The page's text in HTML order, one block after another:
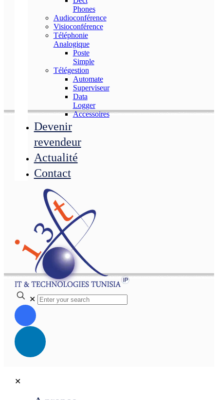
Phones
Audioconférence
Visioconférence
Téléphonie
Analogique
Poste
Simple
Télégestion
Automate
Superviseur
Data
Logger
Accessoires
Devenir
revendeur
Actualité
Contact
✕
✕